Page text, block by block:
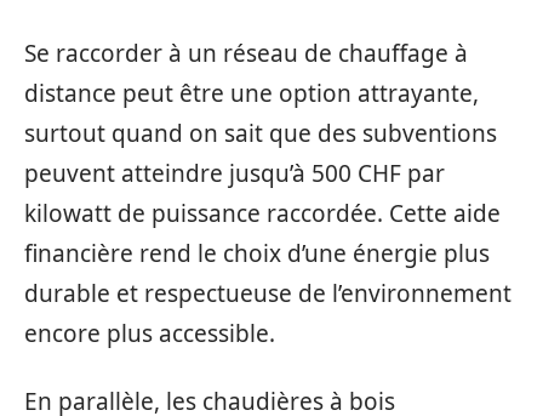
Se raccorder à un réseau de chauffage à
distance peut être une option attrayante,
surtout quand on sait que des subventions
peuvent atteindre jusqu’à 500 CHF par
kilowatt de puissance raccordée. Cette aide
financière rend le choix d’une énergie plus
durable et respectueuse de l’environnement
encore plus accessible.
En parallèle, les chaudières à bois